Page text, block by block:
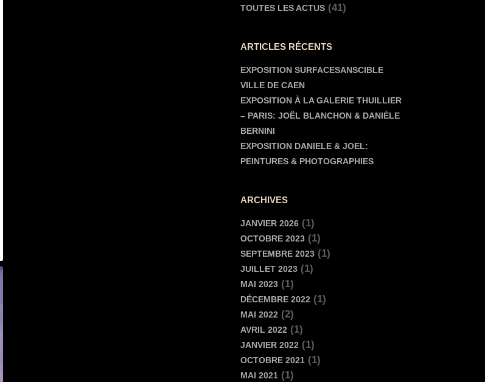
TOUTES LES ACTUS (41)
ARTICLES RÉCENTS
EXPOSITION SURFACESANSCIBLE
VILLE DE CAEN
EXPOSITION À LA GALERIE THUILLIER
– PARIS: JOËL BLANCHON & DANIÈLE
BERNINI
EXPOSITION DANIELE & JOEL:
PEINTURES & PHOTOGRAPHIES
ARCHIVES
JANVIER 2026 (1)
OCTOBRE 2023 (1)
SEPTEMBRE 2023 (1)
JUILLET 2023 (1)
MAI 2023 (1)
DÉCEMBRE 2022 (1)
MAI 2022 (2)
AVRIL 2022 (1)
JANVIER 2022 (1)
OCTOBRE 2021 (1)
MAI 2021 (1)